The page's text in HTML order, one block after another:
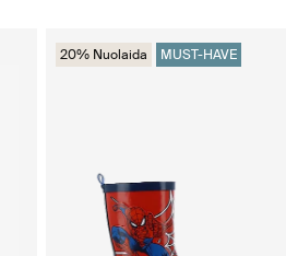
20% Nuolaida MUST-HAVE